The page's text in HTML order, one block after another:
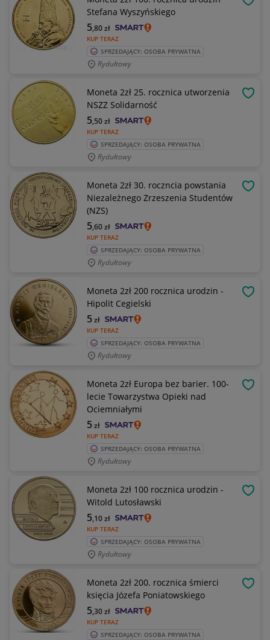
Stefana Wyszyńskiego
KUP TERAZ
5,80zł
SPRZEDAJĄCY: OSOBA PRYWATNA
Rydułtowy
Moneta 2zł 25. rocznica utworzenia
NSZZ Solidarność
KUP TERAZ
5,50zł
SPRZEDAJĄCY: OSOBA PRYWATNA
Rydułtowy
Moneta 2zł 30. roczncia powstania
Niezależnego Zrzeszenia Studentów
(NZS)
KUP TERAZ
5,60zł
SPRZEDAJĄCY: OSOBA PRYWATNA
Rydułtowy
Moneta 2zł 200 rocznica urodzin -
Hipolit Cegielski
KUP TERAZ
5zł
SPRZEDAJĄCY: OSOBA PRYWATNA
Rydułtowy
Moneta 2zł Europa bez barier. 100-
lecie Towarzystwa Opieki nad
Ociemniałymi
KUP TERAZ
5zł
SPRZEDAJĄCY: OSOBA PRYWATNA
Rydułtowy
Moneta 2zł 100 rocznica urodzin -
Witold Lutosławski
KUP TERAZ
5,10zł
SPRZEDAJĄCY: OSOBA PRYWATNA
Rydułtowy
Moneta 2zł 200. rocznica śmierci
księcia Józefa Poniatowskiego
KUP TERAZ
5,30zł
SPRZEDAJĄCY: OSOBA PRYWATNA